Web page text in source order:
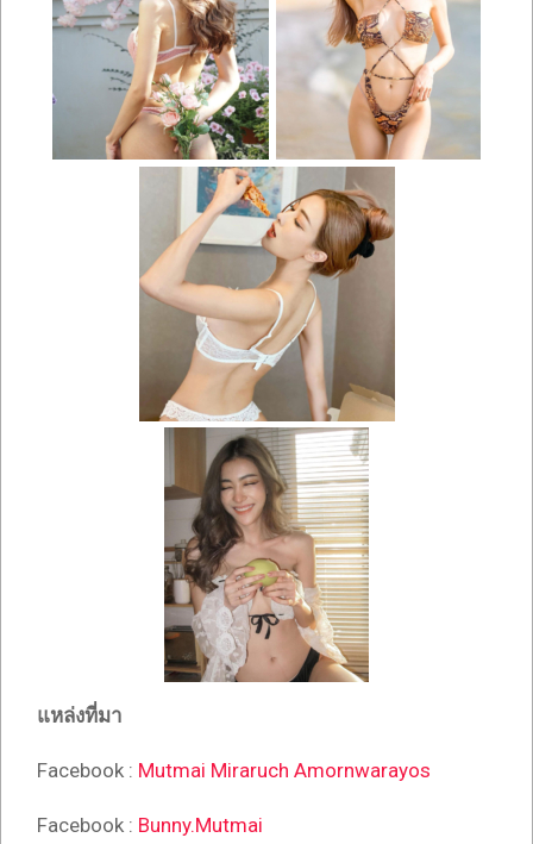
แหล่งที่มา
Facebook : Mutmai Miraruch Amornwarayos
Facebook : Bunny.Mutmai